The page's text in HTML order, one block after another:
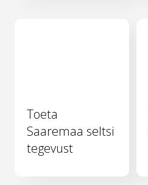
Toeta
Saaremaa seltsi
tegevust